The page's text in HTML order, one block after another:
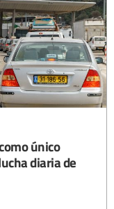
único
diaria de